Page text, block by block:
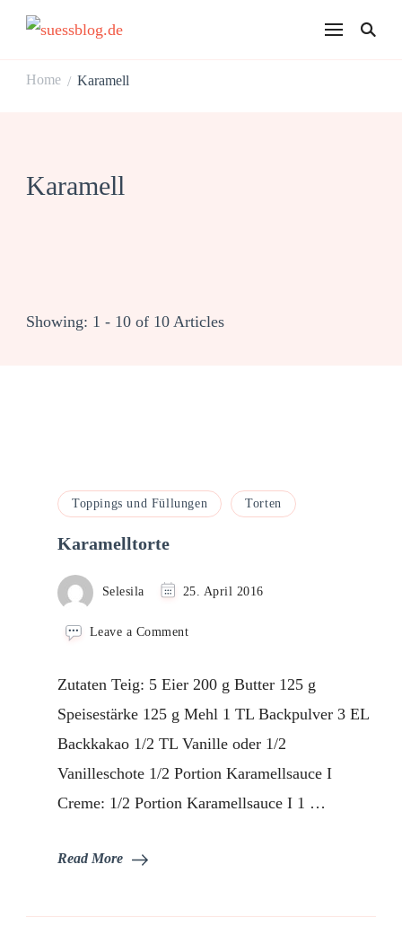
Home / Karamell
Karamell
Showing: 1 - 10 of 10 Articles
Toppings und Füllungen Torten
Karamelltorte
Selesila 25. April 2016
Leave a Commenton
Zutaten Teig: 5 Eier 200 g Butter 125 g
Speisestärke 125 g Mehl 1 TL Backpulver 3 EL
Backkakao 1/2 TL Vanille oder 1/2
Vanilleschote 1/2 Portion Karamellsauce I
Creme: 1/2 Portion Karamellsauce I 1 …
Read More